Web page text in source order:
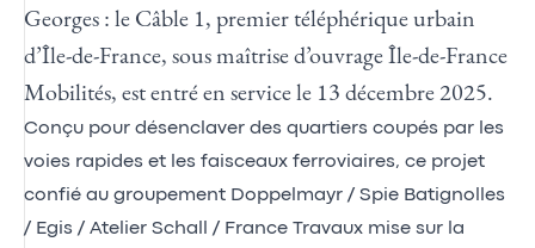
Georges : le Câble 1, premier téléphérique urbain
d’Île-de-France, sous maîtrise d’ouvrage Île-de-France
Mobilités, est entré en service le 13 décembre 2025.
Conçu pour désenclaver des quartiers coupés par les
voies rapides et les faisceaux ferroviaires, ce projet
confié au groupement Doppelmayr / Spie Batignolles
/ Egis / Atelier Schall / France Travaux mise sur la